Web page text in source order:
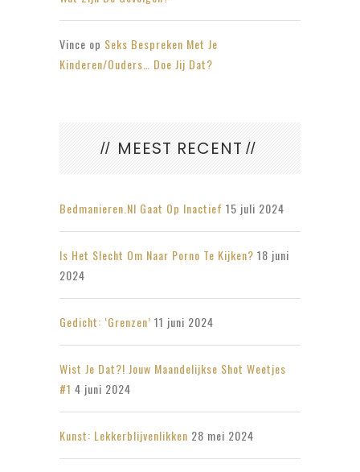
Vince op Seks Bespreken Met Je
Kinderen/ouders… Doe Jij Dat?
MEEST RECENT
Bedmanieren.nl Gaat Op Inactief 15 juli 2024
Is Het Slecht Om Naar Porno Te Kijken? 18 juni
2024
Gedicht: ‘Grenzen’ 11 juni 2024
Wist Je Dat?! Jouw Maandelijkse Shot Weetjes
#1 4 juni 2024
Kunst: Lekkerblijvenlikken 28 mei 2024